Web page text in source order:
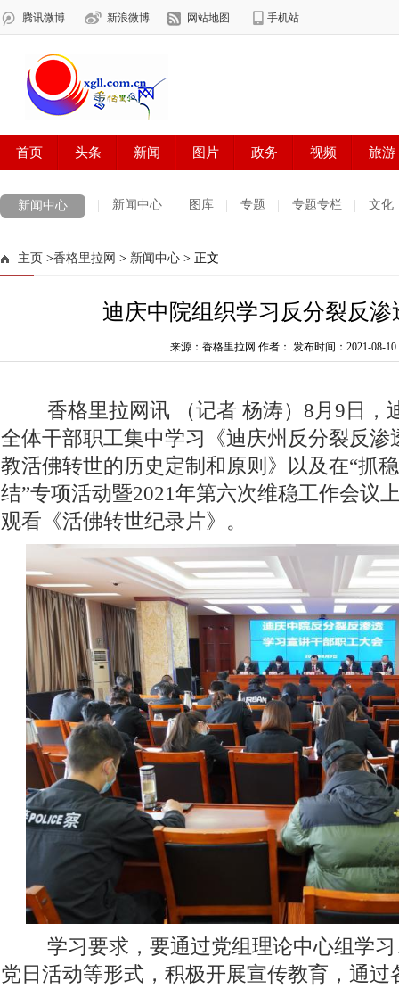
新闻中心 新闻中心 图库 专题 专题专栏 文化
法治迪庆
主页 >香格里拉网 > 新闻中心 > 正文
迪庆中院组织学习反分裂反渗
来源：香格里拉网 作者： 发布时间：2021-08-10
香格里拉网讯 （记者 杨涛） 8月9日，
全体干部职工集中学习《迪庆州反分裂反渗
教活佛转世的历史定制和原则》以及在“抓
结”专项活动暨2021年第六次维稳工作会议
观看《活佛转世纪录片》。
学习要求，要通过党组理论中心组学习
党日活动等形式，积极开展宣传教育，通